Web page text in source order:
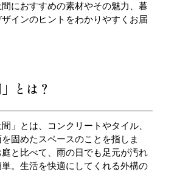
におすすめの素材やその魅力、暮
インのヒントをわかりやすくお届
とは？
」とは、コンクリートやタイル、
固めたスペースのことを指しま
と比べて、雨の日でも足元が汚れ
。生活を快適にしてくれる外構の